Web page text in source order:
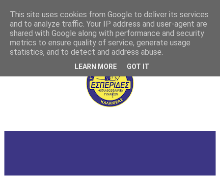
This site uses cookies from Google to deliver its services
and to analyze traffic. Your IP address and user-agent are
shared with Google along with performance and security
metrics to ensure quality of service, generate usage
statistics, and to detect and address abuse.
LEARN MORE GOT IT